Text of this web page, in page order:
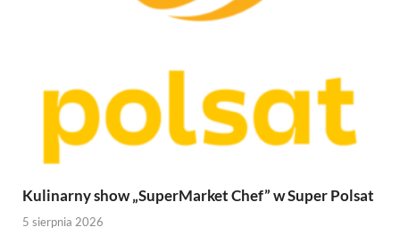
Kulinarny show „SuperMarket Chef” w Super Polsat
5 sierpnia 2026